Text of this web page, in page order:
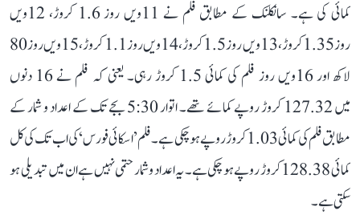
کمائی کی ہے۔ سانکلنک کے مطابق فلم نے 11ویں روز 1.6 کروڑ، 12ویں
روز 1.35 کروڑ، 13ویں روز 1.5 کروڑ، 14ویں روز 1.1 کروڑ، 15ویں روز 80
لاکھ اور 16ویں روز فلم کی کمائی 1.5 کروڑ رہی۔ یعنی کہ فلم نے 16 دنوں
میں 127.32 کروڑ روپے کمائے تھے۔ اتوار 5:30 بجے تک کے اعداد و شمار کے
مطابق فلم کی کمائی 1.03 کروڑ روپے ہو چکی ہے۔ فلم ’اسکائی فورس‘ کی اب تک کی کل
کمائی 128.38 کروڑ روپے ہو چکی ہے۔ یہ اعداد و شمار حتمی نہیں ہے ان میں تبدیلی ہو
سکتی ہے۔